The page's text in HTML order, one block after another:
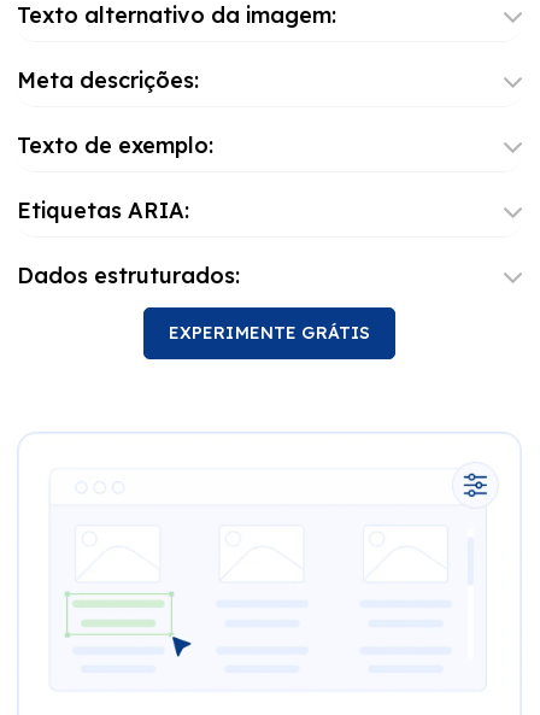
Texto alternativo da imagem:
Meta descrições:
Texto de exemplo:
Etiquetas ARIA:
Dados estruturados:
EXPERIMENTE GRÁTIS